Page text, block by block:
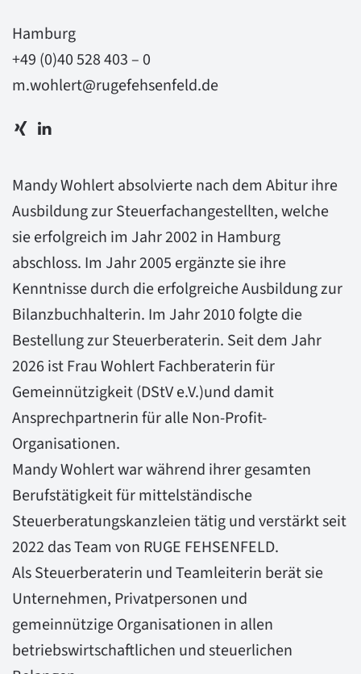
Hamburg
+49 (0)40 528 403 – 0
m.wohlert@rugefehsenfeld.de
Mandy Wohlert absolvierte nach dem Abitur ihre
Ausbildung zur Steuerfachangestellten, welche
sie erfolgreich im Jahr 2002 in Hamburg
abschloss. Im Jahr 2005 ergänzte sie ihre
Kenntnisse durch die erfolgreiche Ausbildung zur
Bilanzbuchhalterin. Im Jahr 2010 folgte die
Bestellung zur Steuerberaterin. Seit dem Jahr
2026 ist Frau Wohlert Fachberaterin für
Gemeinnützigkeit (DStV e.V.)und damit
Ansprechpartnerin für alle Non-Profit-
Organisationen.
Mandy Wohlert war während ihrer gesamten
Berufstätigkeit für mittelständische
Steuerberatungskanzleien tätig und verstärkt seit
2022 das Team von RUGE FEHSENFELD.
Als Steuerberaterin und Teamleiterin berät sie
Unternehmen, Privatpersonen und
gemeinnützige Organisationen in allen
betriebswirtschaftlichen und steuerlichen